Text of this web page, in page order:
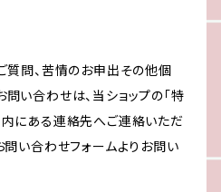
質問、苦情のお申出その他個
い合わせは、当ショップの「特
にある連絡先へご連絡いただ
問い合わせフォームよりお問い